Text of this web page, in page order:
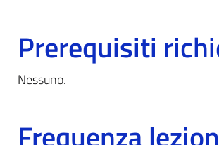
Prerequisiti
Nessuno.